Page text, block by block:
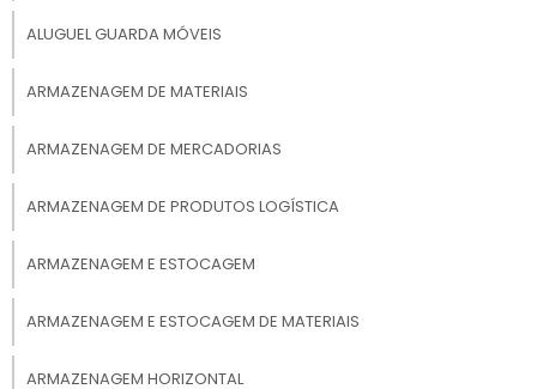
normalmente realizam um contrato de
qualquer cliente.
Além do mais, o consumidor tem liberdade na
necessidade, por exemplo:
Box de 1 m²;
ALUGUEL GUARDA MÓVEIS
ARMAZENAGEM DE MATERIAIS
ARMAZENAGEM DE MERCADORIAS
ARMAZENAGEM DE PRODUTOS LOGÍSTICA
ARMAZENAGEM E ESTOCAGEM
ARMAZENAGEM E ESTOCAGEM DE MATERIAIS
ARMAZENAGEM HORIZONTAL